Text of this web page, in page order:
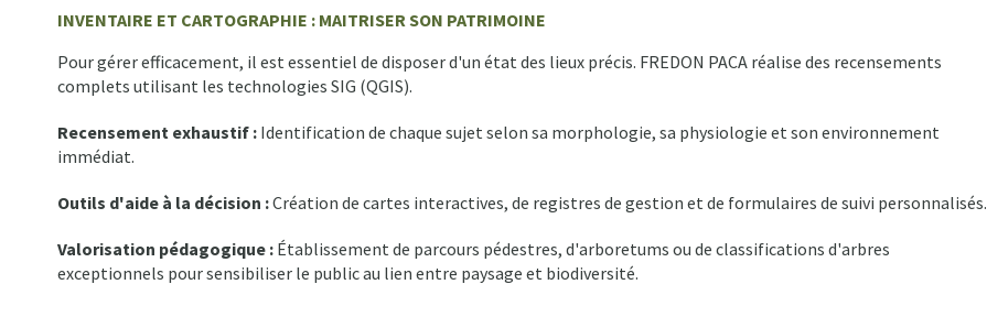
INVENTAIRE ET CARTOGRAPHIE : MAITRISER SON PATRIMOINE
Pour gérer efficacement, il est essentiel de disposer d'un état des lieux précis. FREDON PACA réalise des recensements
complets utilisant les technologies SIG (QGIS).
Recensement exhaustif : Identification de chaque sujet selon sa morphologie, sa physiologie et son environnement
immédiat.
Outils d'aide à la décision :Création de cartes interactives, de registres de gestion et de formulaires de suivi personnalisés.
Valorisation pédagogique : Établissement de parcours pédestres, d'arboretums ou de classifications d'arbres
exceptionnels pour sensibiliser le public au lien entre paysage et biodiversité.